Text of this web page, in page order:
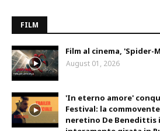
FILM
Film al cinema, 'Spider-
August 01, 2026
'In eterno amore'
Festival: la
neretino De Benedittis